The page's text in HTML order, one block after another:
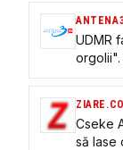
UDMR
orgolii".
Putem
Cseke
să lase